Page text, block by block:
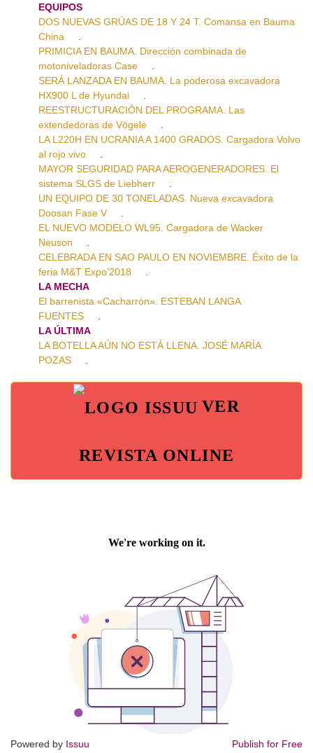
EQUIPOS
DOS NUEVAS GRÚAS DE 18 Y 24 T. Comansa en Bauma
China
PRIMICIA EN BAUMA. Dirección combinada de
motoniveladoras Case
SERÁ LANZADA EN BAUMA. La poderosa excavadora
HX900 L de Hyundai
REESTRUCTURACIÓN DEL PROGRAMA. Las
extendedoras de Vögele
LA L220H EN UCRANIA A 1400 GRADOS. Cargadora Volvo
al rojo vivo
MAYOR SEGURIDAD PARA AEROGENERADORES. El
sistema SLGS de Liebherr
UN EQUIPO DE 30 TONELADAS. Nueva excavadora
Doosan Fase V
EL NUEVO MODELO WL95. Cargadora de Wacker
Neuson
CELEBRADA EN SAO PAULO EN NOVIEMBRE. Éxito de la
feria M&T Expo’2018
LA MECHA
El barrenista «Cacharrón». ESTEBAN LANGA
FUENTES
LA ÚLTIMA
LA BOTELLA AÚN NO ESTÁ LLENA. JOSÉ MARÍA
POZAS
VER
REVISTA ONLINE
Powered by Issuu Publish for Free